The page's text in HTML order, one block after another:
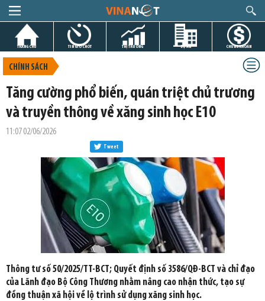
TRANG CHỦ TIN GIỜ CHÓT THỊ TRƯỜNG DỰ ÁN CHỨNG KHOÁN
CHÍNH SÁCH
Tăng cường phổ biến, quán triệt chủ trương
và truyền thông về xăng sinh học E10
11:07 02/06/2026
Tweet
Thông tư số 50/2025/TT-BCT; Quyết định số 3586/QĐ-BCT và chỉ đạo
của Lãnh đạo Bộ Công Thương nhằm nâng cao nhận thức, tạo sự
đồng thuận xã hội về lộ trình sử dụng xăng sinh học.